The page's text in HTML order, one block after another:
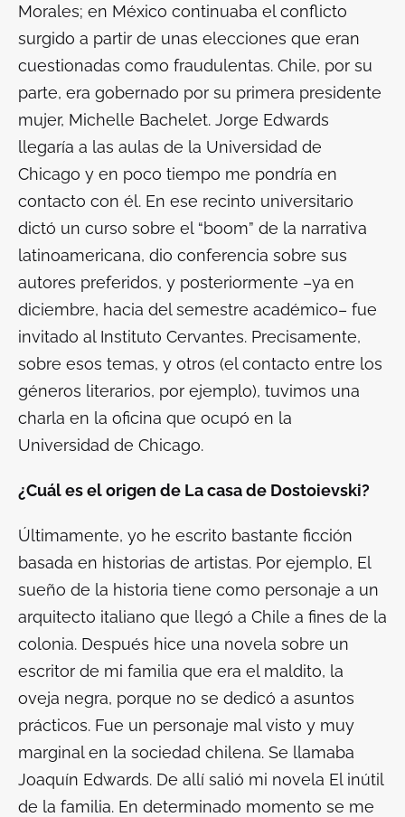
Morales; en México continuaba el conflicto
surgido a partir de unas elecciones que eran
cuestionadas como fraudulentas. Chile, por su
parte, era gobernado por su primera presidente
mujer, Michelle Bachelet. Jorge Edwards
llegaría a las aulas de la Universidad de
Chicago y en poco tiempo me pondría en
contacto con él. En ese recinto universitario
dictó un curso sobre el “boom” de la narrativa
latinoamericana, dio conferencia sobre sus
autores preferidos, y posteriormente –ya en
diciembre, hacia del semestre académico– fue
invitado al Instituto Cervantes. Precisamente,
sobre esos temas, y otros (el contacto entre los
géneros literarios, por ejemplo), tuvimos una
charla en la oficina que ocupó en la
Universidad de Chicago.
¿Cuál es el origen de La casa de Dostoievski?
Últimamente, yo he escrito bastante ficción
basada en historias de artistas. Por ejemplo, El
sueño de la historia tiene como personaje a un
arquitecto italiano que llegó a Chile a fines de la
colonia. Después hice una novela sobre un
escritor de mi familia que era el maldito, la
oveja negra, porque no se dedicó a asuntos
prácticos. Fue un personaje mal visto y muy
marginal en la sociedad chilena. Se llamaba
Joaquín Edwards. De allí salió mi novela El inútil
de la familia. En determinado momento se me